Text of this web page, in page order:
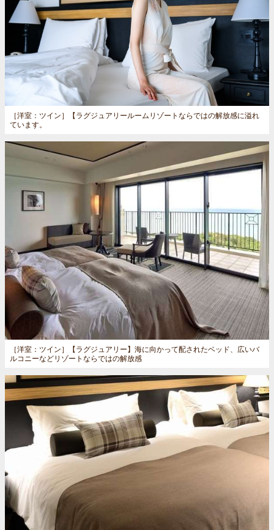
［洋室：ツイン］
【ラグジュアリールームリゾートならではの解放感に溢れ
ています。
［洋室：ツイン］
【ラグジュアリー】海に向かって配されたベッド、広いバ
ルコニーなどリゾートならではの解放感